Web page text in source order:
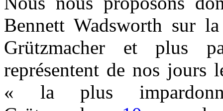
Bennett Wadsworth sur
Grützmacher et plus
représentent de nos jours
« la plus